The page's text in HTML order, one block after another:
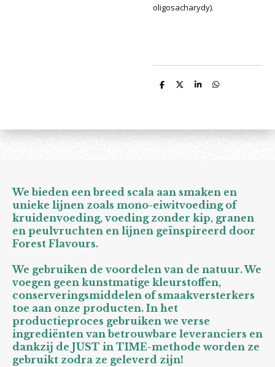
oligosacharydy).
D
D
S
D
We bieden een breed scala aan smaken en
unieke lijnen zoals mono-eiwitvoeding of
kruidenvoeding, voeding zonder kip, granen
en peulvruchten en lijnen geïnspireerd door
Forest Flavours.
We gebruiken de voordelen van de natuur. We
voegen geen kunstmatige kleurstoffen,
conserveringsmiddelen of smaakversterkers
toe aan onze producten. In het
productieproces gebruiken we verse
ingrediënten van betrouwbare leveranciers en
dankzij de JUST in TIME-methode worden ze
gebruikt zodra ze geleverd zijn!